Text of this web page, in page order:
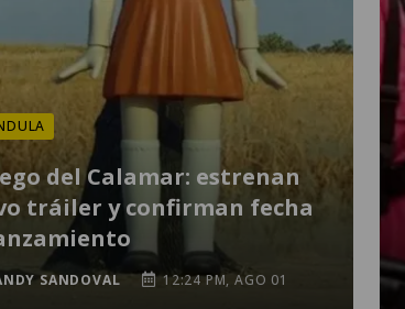
del Calamar: estrenan
tráiler y confirman fecha
SANDOVAL 12:24 PM, AGO 01